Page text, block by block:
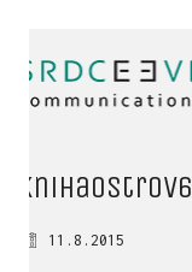
knihaOstrov6
11.8.2015